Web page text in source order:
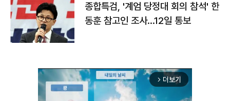
종합특검, '계엄 당정대 회의 참석' 한
동훈 참고인 조사...12일 통보
arrow_forward_ios 더보기